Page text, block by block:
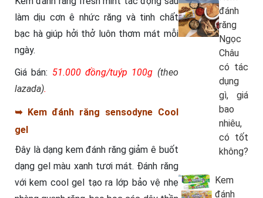
làm dịu cơn ê nhức răng và tinh chất
bạc hà giúp hởi thở luôn thơm mát mỗi
ngày.
Giá bán: 51.000 đồng/tuýp 100g (theo
lazada).
➥ Kem đánh răng sensodyne Cool
gel
Đây là dạng kem đánh răng giảm ê buốt
dạng gel màu xanh tươi mát. Đánh răng
với kem cool gel tạo ra lớp bảo vệ nhẹ
đánh
răng
Ngọc
Châu
có tác
dụng
gì, giá
bao
nhiêu,
có tốt
không?
Kem
đánh